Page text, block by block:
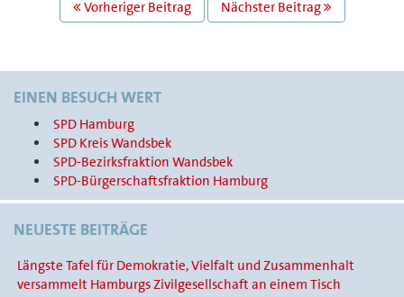
NAVIGATION
Vorheriger Beitrag Nächster Beitrag
EINEN BESUCH WERT
SPD Hamburg
SPD Kreis Wandsbek
SPD-Bezirksfraktion Wandsbek
SPD-Bürgerschaftsfraktion Hamburg
NEUESTE BEITRÄGE
Längste Tafel für Demokratie, Vielfalt und Zusammenhalt
versammelt Hamburgs Zivilgesellschaft an einem Tisch